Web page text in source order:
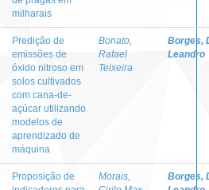
milharais
Predição de
emissões de
óxido nitroso em
solos cultivados
com cana-de-
açúcar utilizando
modelos de
aprendizado de
máquina
Bonato,
Rafael
Teixeira
Borges,
Leandro
Proposição de
Morais,
Borges,